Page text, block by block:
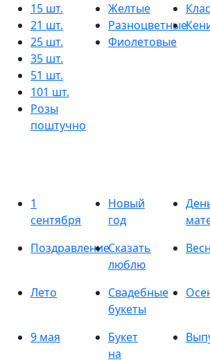
15 шт.
21 шт.
25 шт.
35 шт.
51 шт.
101 шт.
Розы
поштучно
Желтые
Разноцветные
Фиолетовые
1
сентября
Новый
год
ПоздравлениеСказать
люблю
Лето
Свадебные
букеты
9 мая
Букет
на